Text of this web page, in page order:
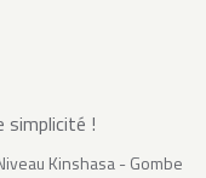
simplicité !
Kinshasa - Gombe